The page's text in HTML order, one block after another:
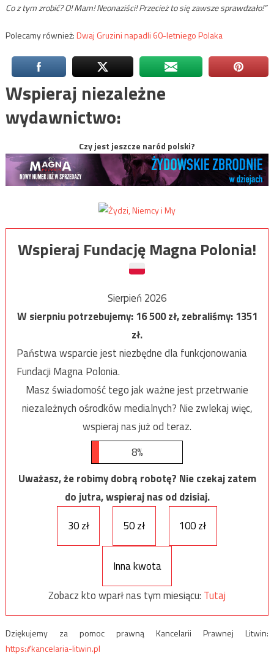
Co z tym zrobić? O! Mam! Neonaziści! Przecież to się zawsze sprawdzało!”
Polecamy również:Dwaj Gruzini napadli 60-letniego Polaka
Wspieraj niezależne
wydawnictwo:
Czy jest jeszcze naród polski?
Wspieraj Fundację Magna Polonia!
Sierpień 2026
W sierpniu potrzebujemy:16 500zł, zebraliśmy:1351
zł.
Państwa wsparcie jest niezbędne dla funkcjonowania
Fundacji Magna Polonia.
Masz świadomość tego jak ważne jest przetrwanie
niezależnych ośrodków medialnych? Nie zwlekaj więc,
wspieraj nas już od teraz.
8%
Uważasz, że robimy dobrą robotę? Nie czekaj zatem
do jutra, wspieraj nas od dzisiaj.
30 zł
50 zł 100 zł
Inna kwota
Zobacz kto wparł nas tym miesiącu: Tutaj
Dziękujemy za pomoc prawną Kancelarii Prawnej Litwin:
https://kancelaria-litwin.pl